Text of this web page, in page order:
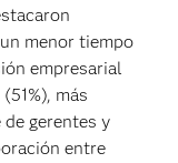
menor tiempo
empresarial
más
gerentes y
entre